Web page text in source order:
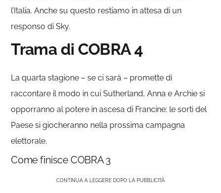
l’Italia. Anche su questo restiamo in attesa di un
responso di Sky.
Trama di COBRA 4
La quarta stagione – se ci sarà – promette di
raccontare il modo in cui Sutherland, Anna e Archie si
opporranno al potere in ascesa di Francine: le sorti del
Paese si giocheranno nella prossima campagna
elettorale.
Come finisce COBRA 3
CONTINUA A LEGGERE DOPO LA PUBBLICITÀ